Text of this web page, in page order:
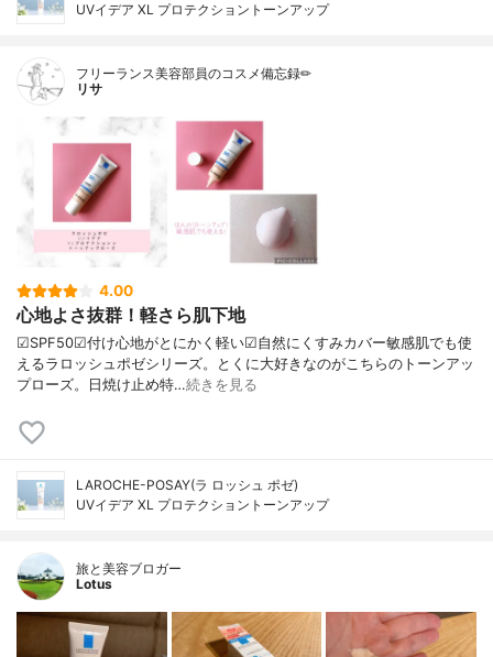
UVイデア XL プロテクショントーンアップ
フリーランス美容部員のコスメ備忘録✏︎
リサ
4.00
心地よさ抜群！軽さら肌下地
☑︎SPF50☑︎付け心地がとにかく軽い☑︎自然にくすみカバー敏感肌でも使
えるラロッシュポゼシリーズ。とくに大好きなのがこちらのトーンアッ
プローズ。日焼け止め特…続きを見る
LAROCHE-POSAY(ラ ロッシュ ポゼ)
UVイデア XL プロテクショントーンアップ
旅と美容ブロガー
Lotus